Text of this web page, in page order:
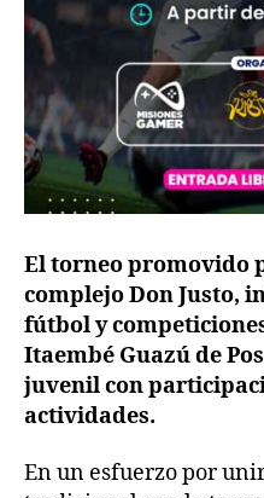
El torneo promovido
complejo Don Justo,
fútbol y
Itaembé Guazú de
juvenil con
actividades.
En un esfuerzo por